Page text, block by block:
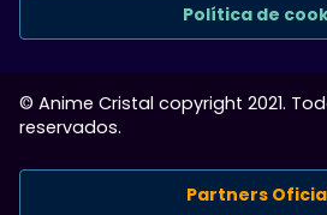
Política de
© Anime Cristal copyright 2021.
reservados.
Partners